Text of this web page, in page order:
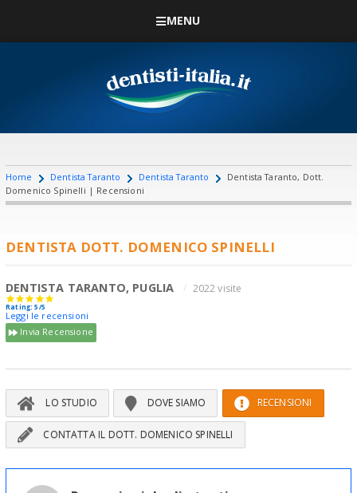
MENU
Home Dentista Taranto Dentista Taranto
Dentista Taranto, Dott.
Domenico Spinelli | Recensioni
DENTISTA DOTT. DOMENICO SPINELLI
DENTISTA TARANTO, PUGLIA 2022 visite
Rating: 5/5
Leggi le recensioni
Invia Recensione
LO STUDIO DOVE SIAMO RECENSIONI
CONTATTA IL DOTT. DOMENICO SPINELLI